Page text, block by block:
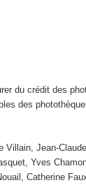
du crédit des
des
Villain, Jean-
Yves
Catherine